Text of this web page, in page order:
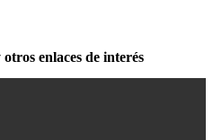
enlaces de interés